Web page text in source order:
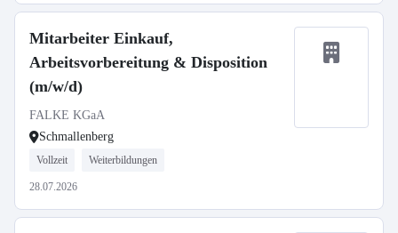
Mitarbeiter Einkauf,
Arbeitsvorbereitung & Disposition
(m/w/d)
FALKE KGaA
Schmallenberg
Vollzeit Weiterbildungen
28.07.2026